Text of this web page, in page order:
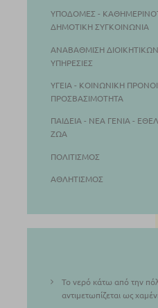
ΥΠΟΔΟΜΈΣ -
ΔΗΜΟΤΙΚΉ ΣΥΓΚΟΙΝΩΝΊΑ
ΑΝΑΒΆΘΜΙΣΗ
ΥΠΗΡΕΣΊΕΣ
ΥΓΕΙΆ - ΚΟΙΝΩΝΙΚΉ
ΠΡΟΣΒΑΣΙΜΌΤΗΤΑ
ΠΑΙΔΕΊΑ - ΝΕΑ ΓΕΝΙΆ -
ΖΏΑ
ΠΟΛΙΤΙΣΜΌΣ
ΑΘΛΗΤΙΣΜΌΣ
Το νερό κάτω από την
αντιμετωπίζεται ως